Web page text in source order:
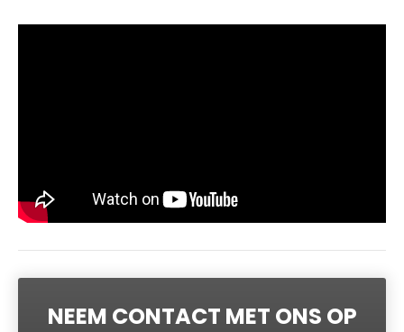
NEEM CONTACT MET ONS OP